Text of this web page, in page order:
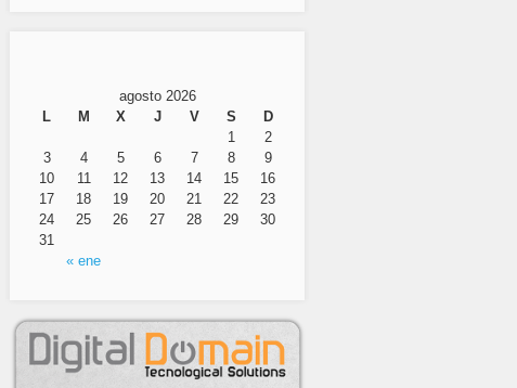
agosto 2026
L
M X J V S D
« ene
1
2
3
4 5 6 7 8
9
10
11 12 13 14 15
16
17
18 19 20 21 22
23
24
25 26 27 28 29
30
31